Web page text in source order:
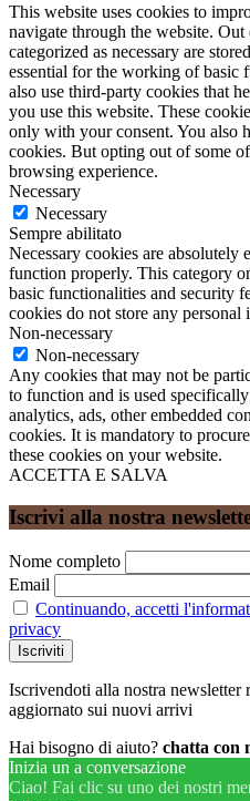
This website uses cookies to
navigate through the website. Out
categorized as necessary are
essential for the working of basic
also use third-party cookies that
you use this website. These
only with your consent. You also
cookies. But opting out of some
browsing experience.
Necessary
Necessary
Sempre abilitato
Necessary cookies are absolutely
function properly. This category
basic functionalities and security
cookies do not store any personal
Non-necessary
Non-necessary
Any cookies that may not be
to function and is used
analytics, ads, other embedded
cookies. It is mandatory to
these cookies on your website.
ACCETTA E SALVA
Iscrivi alla nostra
Nome completo
Email
Continuando, accetti
privacy
Iscrivendoti alla nostra newsletter
aggiornato sui nuovi arrivi
Hai bisogno di aiuto? chatta con
Inizia un a conversazione
Ciao! Fai clic su uno dei nostri